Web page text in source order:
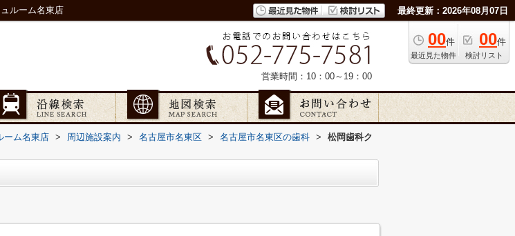
ルーム名東店 最終更新：2026年08月07日
00件
最近見た物件
00件
検討リスト
営業時間：10：00～19：00
ーム名東店 > 周辺施設案内 > 名古屋市名東区 > 名古屋市名東区の歯科 >
松岡歯科ク